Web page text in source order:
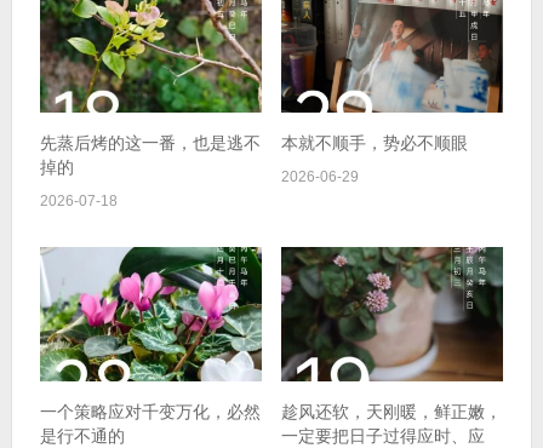
先蒸后烤的这一番，也是逃不
掉的
2026-07-18
本就不顺手，势必不顺眼
2026-06-29
一个策略应对千变万化，必然
是行不通的
趁风还软，天刚暖，鲜正嫩，
一定要把日子过得应时、应